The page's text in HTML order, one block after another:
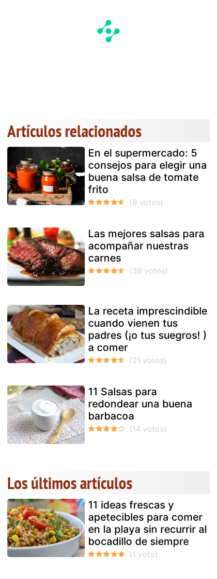
Artículos relacionados
En el supermercado: 5
consejos para elegir una
buena salsa de tomate
frito
Las mejores salsas para
acompañar nuestras
carnes
La receta imprescindible
cuando vienen tus
padres (¡o tus suegros! )
a comer
11 Salsas para
redondear una buena
barbacoa
Los últimos artículos
11 ideas frescas y
apetecibles para comer
en la playa sin recurrir al
bocadillo de siempre